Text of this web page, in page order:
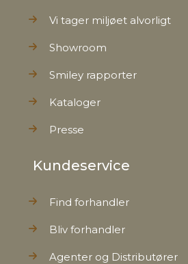
Vi tager miljøet alvorligt
Showroom
Smiley rapporter
Kataloger
Presse
Kundeservice
Find forhandler
Bliv forhandler
Agenter og Distributører